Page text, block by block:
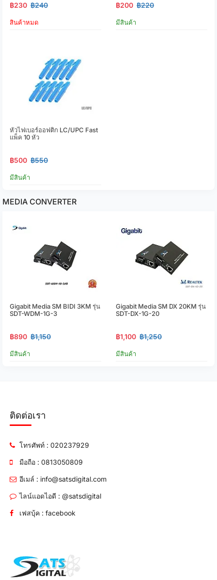
฿230 ฿240
สินค้าหมด
฿200 ฿220
มีสินค้า
หัวไฟเบอร์ออฟติก LC/UPC Fast
แพ็ค 10 หัว
฿500 ฿550
มีสินค้า
MEDIA CONVERTER
Gigabit Media SM BIDI 3KM รุ่น
SDT-WDM-1G-3
฿890 ฿1,150
มีสินค้า
Gigabit Media SM DX 20KM รุ่น
SDT-DX-1G-20
฿1,100 ฿1,250
มีสินค้า
ติดต่อเรา
โทรศัพท์ : 020237929
มือถือ : 0813050809
อีเมล์ : info@satsdigital.com
ไลน์แอดไอดี : @satsdigital
เฟสบุ้ค : facebook